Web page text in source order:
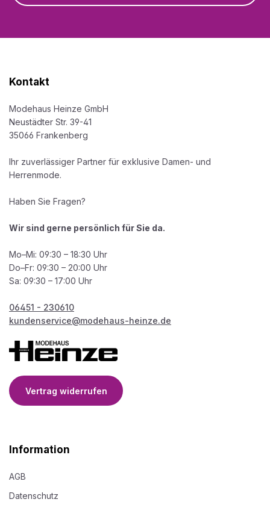
Kontakt
Modehaus Heinze GmbH
Neustädter Str. 39-41
35066 Frankenberg
Ihr zuverlässiger Partner für exklusive Damen- und
Herrenmode.
Haben Sie Fragen?
Wir sind gerne persönlich für Sie da.
Mo–Mi: 09:30 – 18:30 Uhr
Do–Fr: 09:30 – 20:00 Uhr
Sa: 09:30 – 17:00 Uhr
06451 - 230610
kundenservice@modehaus-heinze.de
Vertrag widerrufen
Information
AGB
Datenschutz